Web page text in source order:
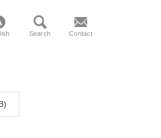
Contact
Search